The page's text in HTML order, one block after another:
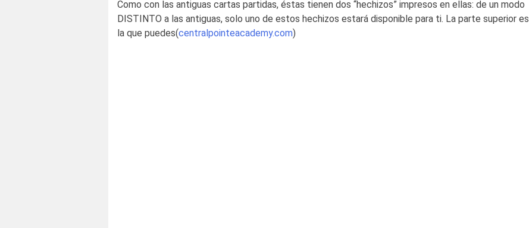
Como con las antiguas cartas partidas, éstas tienen dos “hechizos” impresos en ellas: de un modo
DISTINTO a las antiguas, solo uno de estos hechizos estará disponible para ti. La parte superior es
la que puedes(centralpointeacademy.com)